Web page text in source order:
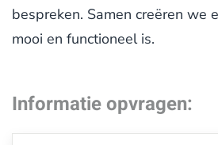
bespreken. Samen creëren we
mooi en functioneel is.
Informatie opvragen: